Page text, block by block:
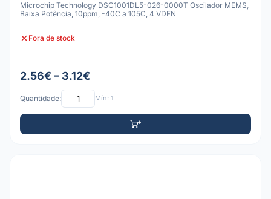
Microchip Technology DSC1001DL5-026-0000T Oscilador MEMS,
Baixa Potência, 10ppm, -40C a 105C, 4 VDFN
Fora de stock
2.56€ – 3.12€
Quantidade: Mín: 1